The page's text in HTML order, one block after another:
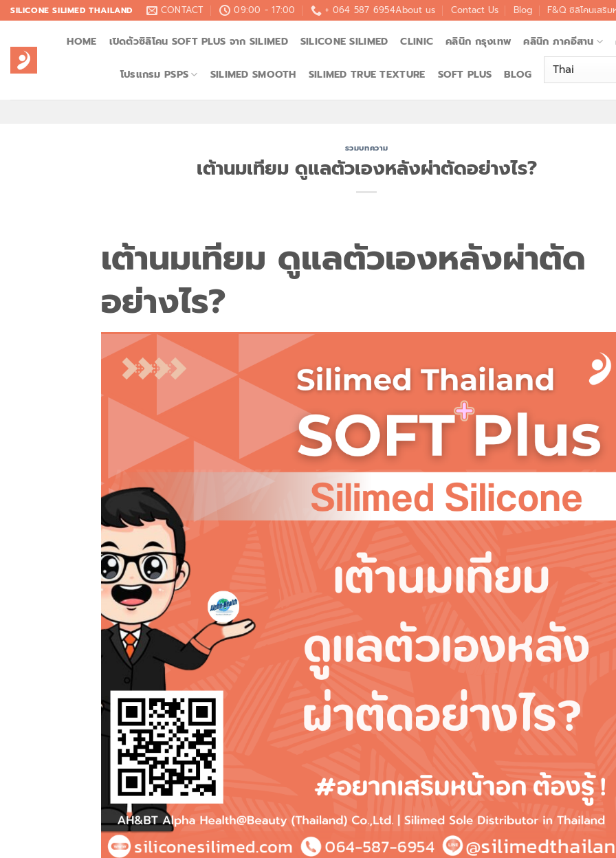
Skip
to
SILICONE SILIMED THAILAND CONTACT 09:00 - 17:00 + 064 587 6954About us Contact Us Blog F&Q ซิลิโคนเสริม
HOME เปิดตัวซิลิโคน SOFT PLUS จาก SILIMED SILICONE SILIMED CLINIC คลินิก กรุงเทพ คลินิก ภาคอีสาน
โปรแกรม PSPS SILIMED SMOOTH SILIMED TRUE TEXTURE SOFT PLUS BLOG
รวมบทความ
เต้านมเทียม ดูแลตัวเองหลังผ่าตัดอย่างไร?
เต้านมเทียม ดูแลตัวเองหลังผ่าตัด
อย่างไร?